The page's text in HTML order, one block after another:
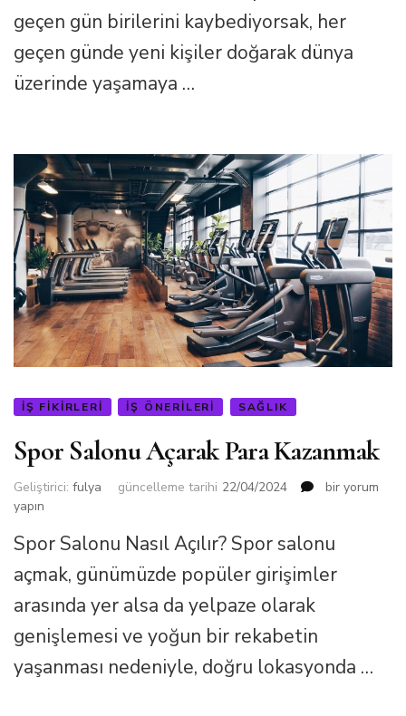
geçen gün birilerini kaybediyorsak, her
geçen günde yeni kişiler doğarak dünya
üzerinde yaşamaya …
İŞ FIKIRLERI İŞ ÖNERILERI SAĞLIK
Spor Salonu Açarak Para Kazanmak
Geliştirici: fulya güncelleme tarihi 22/04/2024
Spor
Para
için
bir yorum
yapın
Spor Salonu Nasıl Açılır? Spor salonu
açmak, günümüzde popüler girişimler
arasında yer alsa da yelpaze olarak
genişlemesi ve yoğun bir rekabetin
yaşanması nedeniyle, doğru lokasyonda …